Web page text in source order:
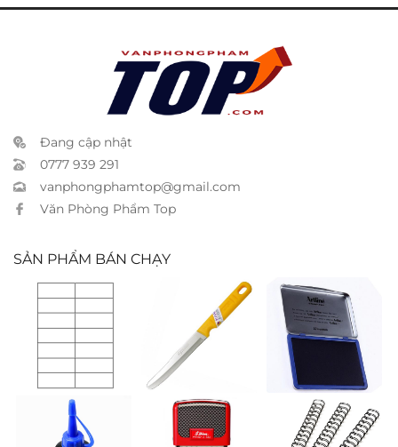
Đang cập nhật
0777 939 291
vanphongphamtop@gmail.com
Văn Phòng Phẩm Top
SẢN PHẨM BÁN CHẠY
Nhãn decal
Tomy 131
(98x40mm)
Dao Thái Kiwi
đầu tròn
Tampon Artline
xanh